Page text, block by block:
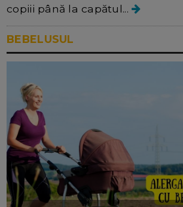
copiii până la capătul...
BEBELUSUL